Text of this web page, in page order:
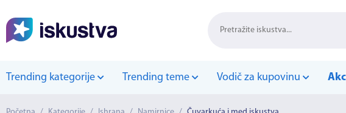
Trending kategorije Trending teme Vodič za kupovinu